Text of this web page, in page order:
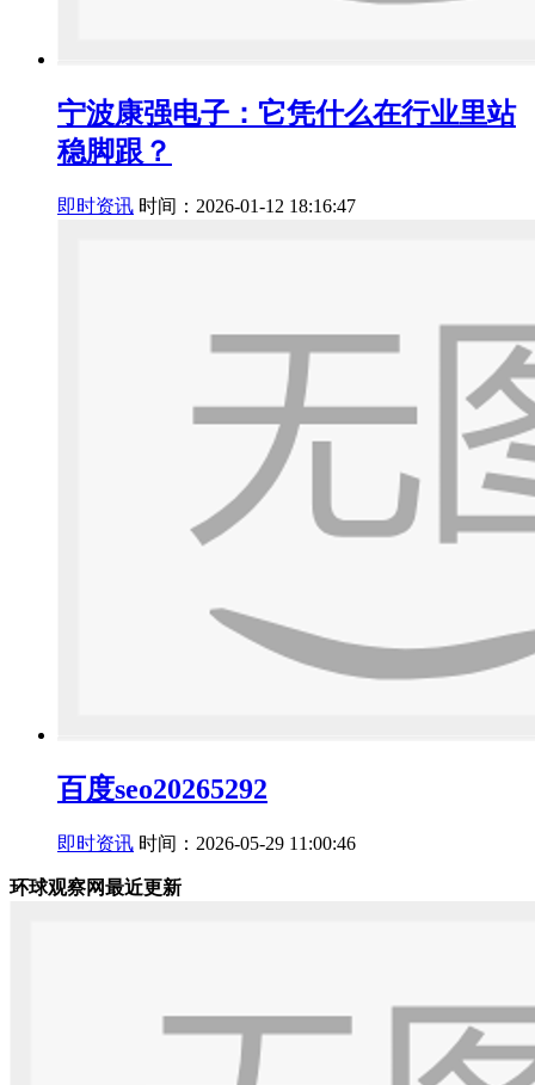
宁波康强电子：它凭什么在行业里站
稳脚跟？
即时资讯 时间：2026-01-12 18:16:47
百度seo20265292
即时资讯 时间：2026-05-29 11:00:46
环球观察网最近更新